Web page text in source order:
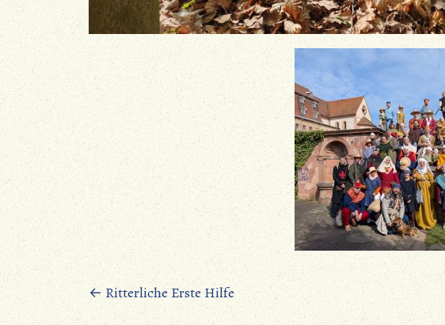
Beitragsnavigation
← Ritterliche Erste Hilfe